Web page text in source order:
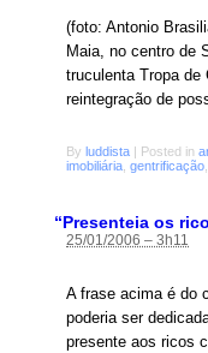
(foto: Antonio
Maia, no centro de
truculenta Tropa de
reintegração de
By luddista | Posted in
imobiliária gentrificação
“Presenteia os
25/01/2006 – 3h11
A frase acima é do
poderia ser
presente aos ricos